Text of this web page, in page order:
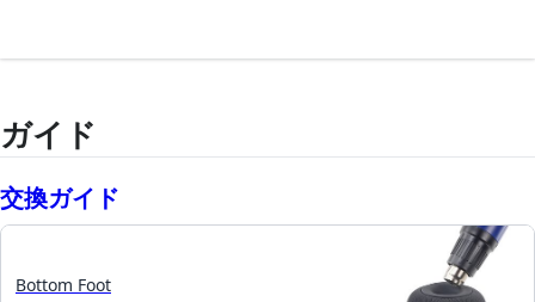
ガイド
交換ガイド
Bottom Foot